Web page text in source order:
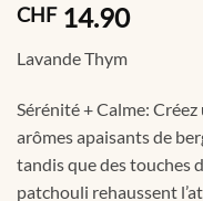
CHF14.90
Lavande Thym
Sérénité + Calme:
arômes apaisants de
tandis que des touches
patchouli rehaussent